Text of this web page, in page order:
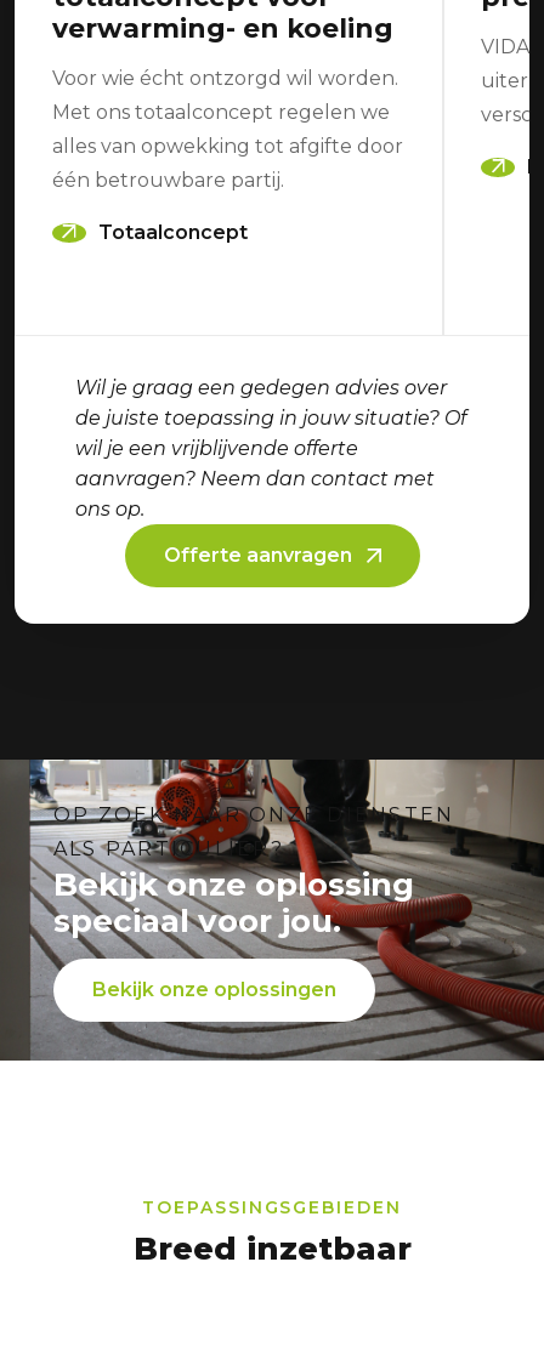
verwarming- en koeling
Voor wie écht ontzorgd wil worden.
Met ons totaalconcept regelen we
alles van opwekking tot afgifte door
één betrouwbare partij.
Totaalconcept
Wil je graag een gedegen advies over
de juiste toepassing in jouw situatie? Of
wil je een vrijblijvende offerte
aanvragen? Neem dan contact met
ons op.
Offerte aanvragen
OP ZOEK NAAR ONZE DIENSTEN
ALS PARTICULIER?
Bekijk onze oplossing
speciaal voor jou.
Bekijk onze oplossingen
TOEPASSINGSGEBIEDEN
Breed inzetbaar